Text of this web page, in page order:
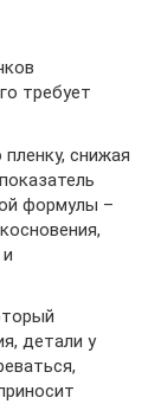
требует
снижая
формулы –
детали у